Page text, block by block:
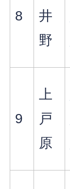
8
井
野
9
上
戸
原